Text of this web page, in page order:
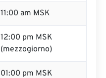
11:00 am MSK
12:00 pm MSK
(mezzogiorno)
01:00 pm MSK